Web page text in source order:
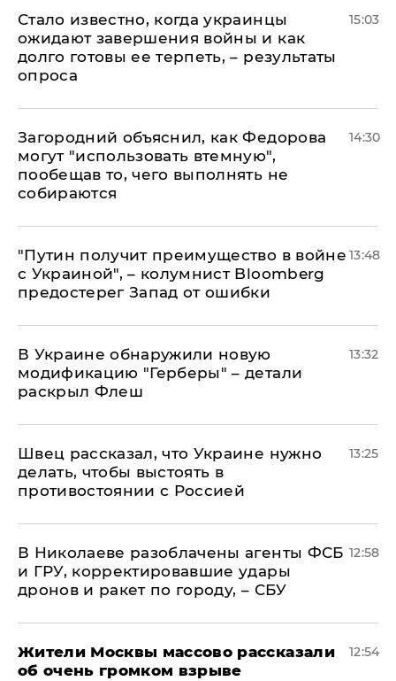
Стало известно, когда украинцы
ожидают завершения войны и как
долго готовы ее терпеть, – результаты
опроса
15:03
Загородний объяснил, как Федорова
могут "использовать втемную",
пообещав то, чего выполнять не
собираются
14:30
"Путин получит преимущество в войне
с Украиной", – колумнист Bloomberg
предостерег Запад от ошибки
13:48
В Украине обнаружили новую
модификацию "Герберы" – детали
раскрыл Флеш
13:32
Швец рассказал, что Украине нужно
делать, чтобы выстоять в
противостоянии с Россией
13:25
В Николаеве разоблачены агенты ФСБ
и ГРУ, корректировавшие удары
дронов и ракет по городу, – СБУ
12:58
Жители Москвы массово рассказали
об очень громком взрыве
12:54